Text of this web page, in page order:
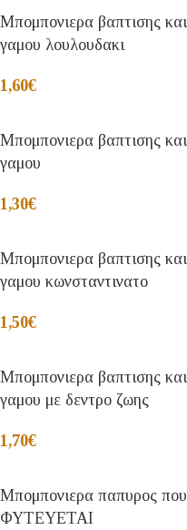
Μπομπονιερα βαπτισης και
γαμου λουλουδακι
1,60€
Μπομπονιερα βαπτισης και
γαμου
1,30€
Μπομπονιερα βαπτισης και
γαμου κωνσταντινατο
1,50€
Μπομπονιερα βαπτισης και
γαμου με δεντρο ζωης
1,70€
Μπομπονιερα παπυρος που
ΦΥΤΕΥΕΤΑΙ